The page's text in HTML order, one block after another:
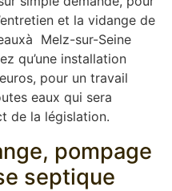
et la vidange de
Melz-sur-Seine
qu’une installation
pour un travail
eaux qui sera
de la législation.
pompage
septique